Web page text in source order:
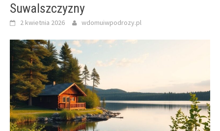
Suwalszczyzny
2 kwietnia 2026 wdomuiwpodrozy.pl